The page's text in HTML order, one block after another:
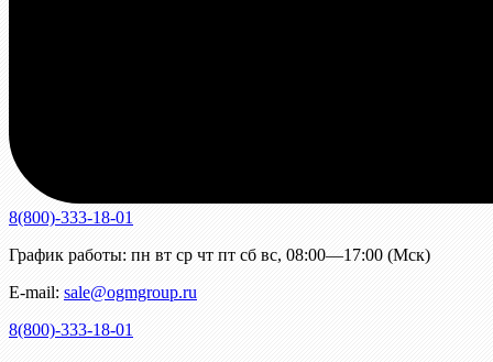
8(800)-333-18-01
График работы: пн вт ср чт пт сб вс, 08:00—17:00 (Мск)
E-mail: sale@ogmgroup.ru
8(800)-333-18-01